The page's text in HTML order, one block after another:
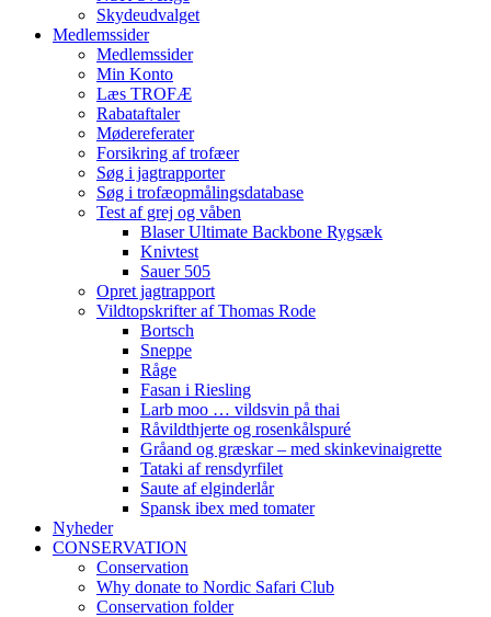
Skydeudvalget
Medlemssider
Medlemssider
Min Konto
Læs TROFÆ
Rabataftaler
Mødereferater
Forsikring af trofæer
Søg i jagtrapporter
Søg i trofæopmålingsdatabase
Test af grej og våben
Blaser Ultimate Backbone Rygsæk
Knivtest
Sauer 505
Opret jagtrapport
Vildtopskrifter af Thomas Rode
Bortsch
Sneppe
Råge
Fasan i Riesling
Larb moo … vildsvin på thai
Råvildthjerte og rosenkålspuré
Gråand og græskar – med skinkevinaigrette
Tataki af rensdyrfilet
Saute af elginderlår
Spansk ibex med tomater
Nyheder
CONSERVATION
Conservation
Why donate to Nordic Safari Club
Conservation folder